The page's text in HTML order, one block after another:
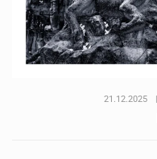
21.12.2025